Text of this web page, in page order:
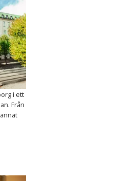
i ett
Från